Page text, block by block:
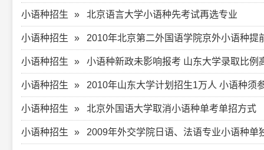
小语种招生 北京语言大学小语种先考试再选专业
小语种招生 2010年北京第二外国语学院京外小语种提
小语种招生 小语种新政未影响报考 山东大学录取比例
小语种招生 2010年山东大学计划招生1万人 小语种须
小语种招生 北京外国语大学取消小语种单考单招方式
小语种招生 2009年外交学院日语、法语专业小语种单